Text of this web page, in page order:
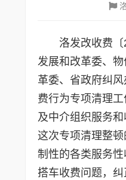
洛发改收费
发展和改革委、
革委、省政府纠
费行为专项清理
及中介组织服务
这次专项清理整
制性的各类服务
搭车收费问题，